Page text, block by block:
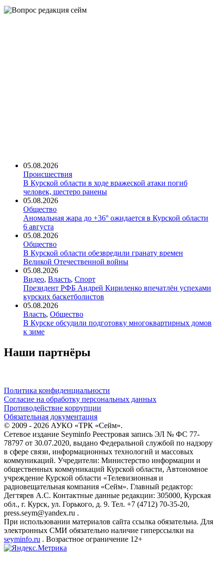
05.08.2026
Происшествия
В Курской области в ходе вражеской атаки погиб
человек, шестеро ранены
05.08.2026
Общество
Аномальная жара до +36° ожидается в Курской области
6 августа
05.08.2026
Общество
В Курской области обезвредили гранату времен
Великой Отечественной войны
05.08.2026
Видео, Власть, Спорт
Президент РФБ Андрей Кириленко впечатлён успехами
курских баскетболистов
05.08.2026
Власть, Общество
В Курске обсудили подготовку многоквартирных домов
к зиме
Наши партнёры
Политика конфиденциальности
Согласие на обработку персональных данных
Противодействие коррупции
Обязательная документация
© 2009 - 2026 АУКО «ТРК «Сейм».
Сетевое издание Seyminfo Реестровая запись ЭЛ № ФС 77-
78797 от 30.07.2020, выдано Федеральной службой по надзору
в сфере связи, информационных технологий и массовых
коммуникаций. Учредители: Министерство информации и
общественных коммуникаций Курской области, Автономное
учреждение Курской области «Телевизионная и
радиовещательная компания «Сейм». Главный редактор:
Дегтярев А.С. Контактные данные редакции: 305000, Курская
обл., г. Курск, ул. Горького, д. 9. Тел. +7 (4712) 70-35-20,
press.seym@yandex.ru .
При использовании материалов сайта ссылка обязательна. Для
электронных СМИ обязательно наличие гиперссылки на
seyminfo.ru . Возрастное ограничение 12+